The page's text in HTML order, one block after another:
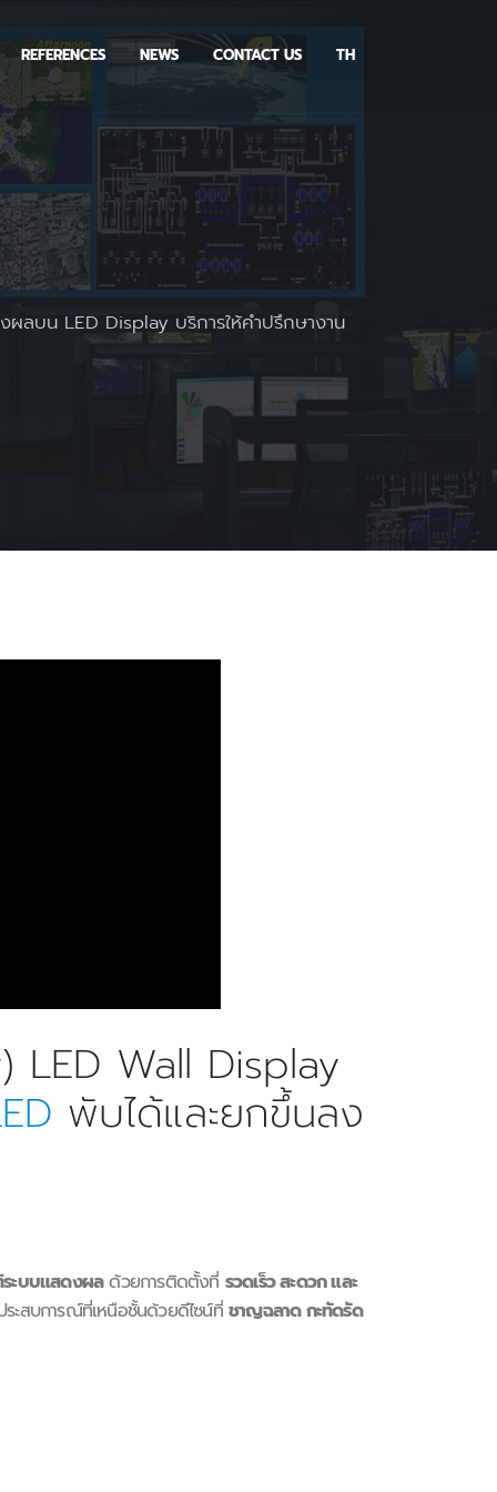
REFERENCES NEWS CONTACT US TH
ลบน LED Display บริการให้คำปรึกษางาน
LED Wall Display
พับได้และยกขึ้นลง
ะบบแสดงผลด้วยการติดตั้งที่ รวดเร็ว สะดวก และ
ะสบการณ์ที่เหนือชั้นด้วยดีไซน์ที่ชาญฉลาด กะทัดรัด